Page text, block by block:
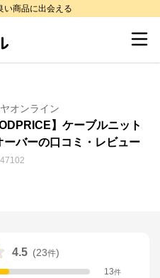
い商品に出会える
オンライン
】ケーブルニット
ーバーの口コミ・レビュー
4.5 (23件)
13件